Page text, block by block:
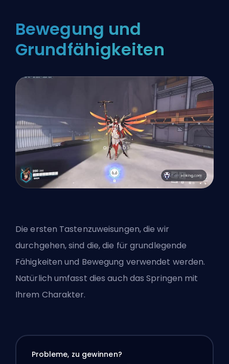
Bewegung und
Grundfähigkeiten
Die ersten Tastenzuweisungen, die wir
durchgehen, sind die, die für grundlegende
Fähigkeiten und Bewegung verwendet werden.
Natürlich umfasst dies auch das Springen mit
Ihrem Charakter.
Probleme, zu gewinnen?